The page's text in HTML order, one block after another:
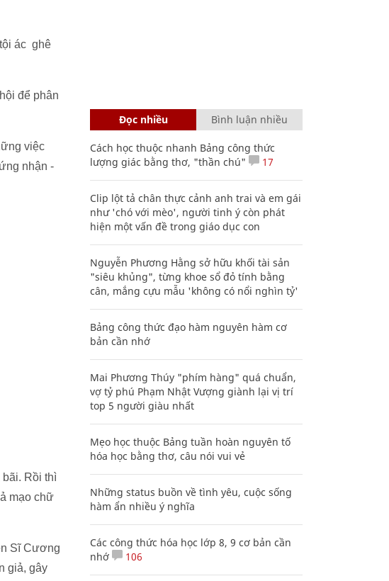
ác ghê
để phân
việc
nhận -
Rồi thì
mạo chữ
Sĩ Cương
giả, gây
Đọc nhiều Bình luận nhiều
Cách học thuộc nhanh Bảng công thức
lượng giác bằng thơ, "thần chú"
17
Clip lột tả chân thực cảnh anh trai và em gái
như 'chó với mèo', người tinh ý còn phát
hiện một vấn đề trong giáo dục con
Nguyễn Phương Hằng sở hữu khối tài sản
"siêu khủng", từng khoe sổ đỏ tính bằng
cân, mắng cựu mẫu 'không có nổi nghìn tỷ'
Bảng công thức đạo hàm nguyên hàm cơ
bản cần nhớ
Mai Phương Thúy "phím hàng" quá chuẩn,
vợ tỷ phú Phạm Nhật Vượng giành lại vị trí
top 5 người giàu nhất
Mẹo học thuộc Bảng tuần hoàn nguyên tố
hóa học bằng thơ, câu nói vui vẻ
Những status buồn về tình yêu, cuộc sống
hàm ẩn nhiều ý nghĩa
Các công thức hóa học lớp 8, 9 cơ bản cần
nhớ
106